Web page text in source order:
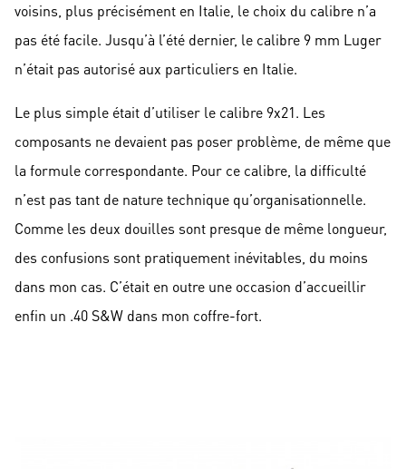
voisins, plus précisément en Italie, le choix du calibre n’a
pas été facile. Jusqu’à l’été dernier, le calibre 9 mm Luger
n’était pas autorisé aux particuliers en Italie.
Le plus simple était d’utiliser le calibre 9x21. Les
composants ne devaient pas poser problème, de même que
la formule correspondante. Pour ce calibre, la difficulté
n’est pas tant de nature technique qu’organisationnelle.
Comme les deux douilles sont presque de même longueur,
des confusions sont pratiquement inévitables, du moins
dans mon cas. C’était en outre une occasion d’accueillir
enfin un .40 S&W dans mon coffre-fort.